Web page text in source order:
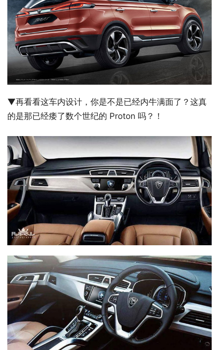
▼再看看这车内设计，你是不是已经内牛满面了？这真
的是那已经痿了数个世纪的 Proton 吗？！